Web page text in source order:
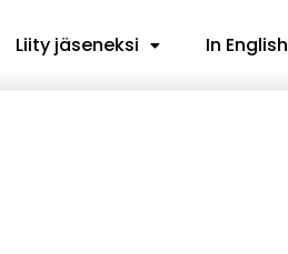
Liity jäseneksi In English